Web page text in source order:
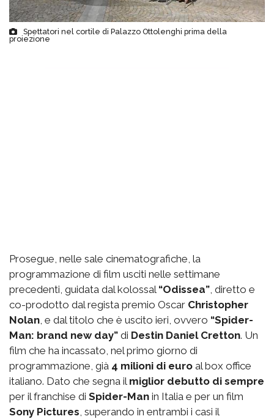
Spettatori nel cortile di Palazzo Ottolenghi prima della
proiezione
Prosegue, nelle sale cinematografiche, la
programmazione di film usciti nelle settimane
precedenti, guidata dal kolossal “Odissea”, diretto e
co-prodotto dal regista premio Oscar Christopher
Nolan, e dal titolo che è uscito ieri, ovvero “Spider-
Man: brand new day” di Destin Daniel Cretton. Un
film che ha incassato, nel primo giorno di
programmazione, già 4 milioni di euro al box office
italiano. Dato che segna il miglior debutto di sempre
per il franchise di Spider-Man in Italia e per un film
Sony Pictures, superando in entrambi i casi il